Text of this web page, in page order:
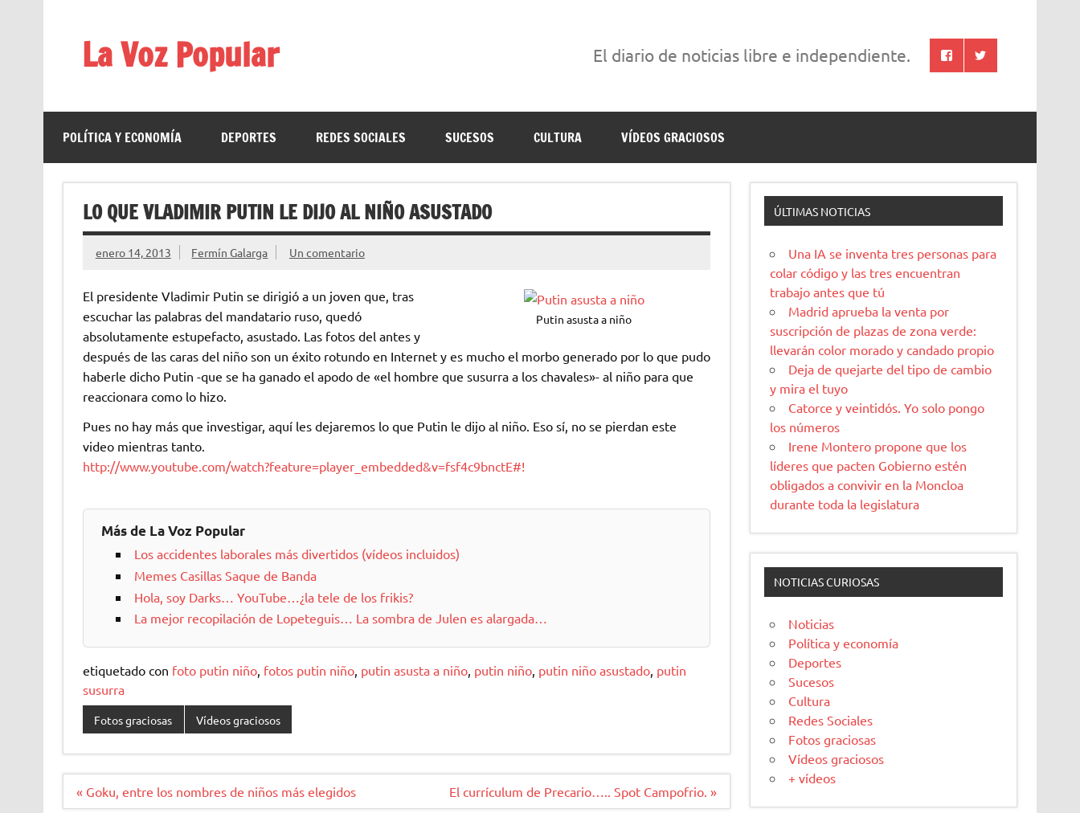
La Voz Popular El diario de noticias libre e independiente.
POLÍTICA Y ECONOMÍA DEPORTES REDES SOCIALES SUCESOS CULTURA VÍDEOS GRACIOSOS
LO QUE VLADIMIR PUTIN LE DIJO AL NIÑO ASUSTADO
enero 14, 2013 Fermín Galarga Un comentario
Putin asusta a niño
El presidente Vladimir Putin se dirigió a un joven que, tras
escuchar las palabras del mandatario ruso, quedó
absolutamente estupefacto, asustado. Las fotos del antes y
después de las caras del niño son un éxito rotundo en Internet y es mucho el morbo generado por lo que pudo
haberle dicho Putin -que se ha ganado el apodo de «el hombre que susurra a los chavales»- al niño para que
reaccionara como lo hizo.
Pues no hay más que investigar, aquí les dejaremos lo que Putin le dijo al niño. Eso sí, no se pierdan este
video mientras tanto.
http://www.youtube.com/watch?feature=player_embedded&v=fsf4c9bnctE#!
Más de La Voz Popular
Los accidentes laborales más divertidos (vídeos incluidos)
Memes Casillas Saque de Banda
Hola, soy Darks… YouTube…¿la tele de los frikis?
La mejor recopilación de Lopeteguis… La sombra de Julen es alargada…
etiquetado con foto putin niño, fotos putin niño, putin asusta a niño, putin niño, putin niño asustado, putin
susurra
Fotos graciosas Vídeos graciosos
Navegación
« Goku, entre los nombres de niños más elegidos El currículum de Precario….. Spot Campofrio. »
ÚLTIMAS NOTICIAS
Una IA se inventa tres personas para
colar código y las tres encuentran
trabajo antes que tú
Madrid aprueba la venta por
suscripción de plazas de zona verde:
llevarán color morado y candado propio
Deja de quejarte del tipo de cambio
y mira el tuyo
Catorce y veintidós. Yo solo pongo
los números
Irene Montero propone que los
líderes que pacten Gobierno estén
obligados a convivir en la Moncloa
durante toda la legislatura
NOTICIAS CURIOSAS
Noticias
Política y economía
Deportes
Sucesos
Cultura
Redes Sociales
Fotos graciosas
Vídeos graciosos
+ vídeos